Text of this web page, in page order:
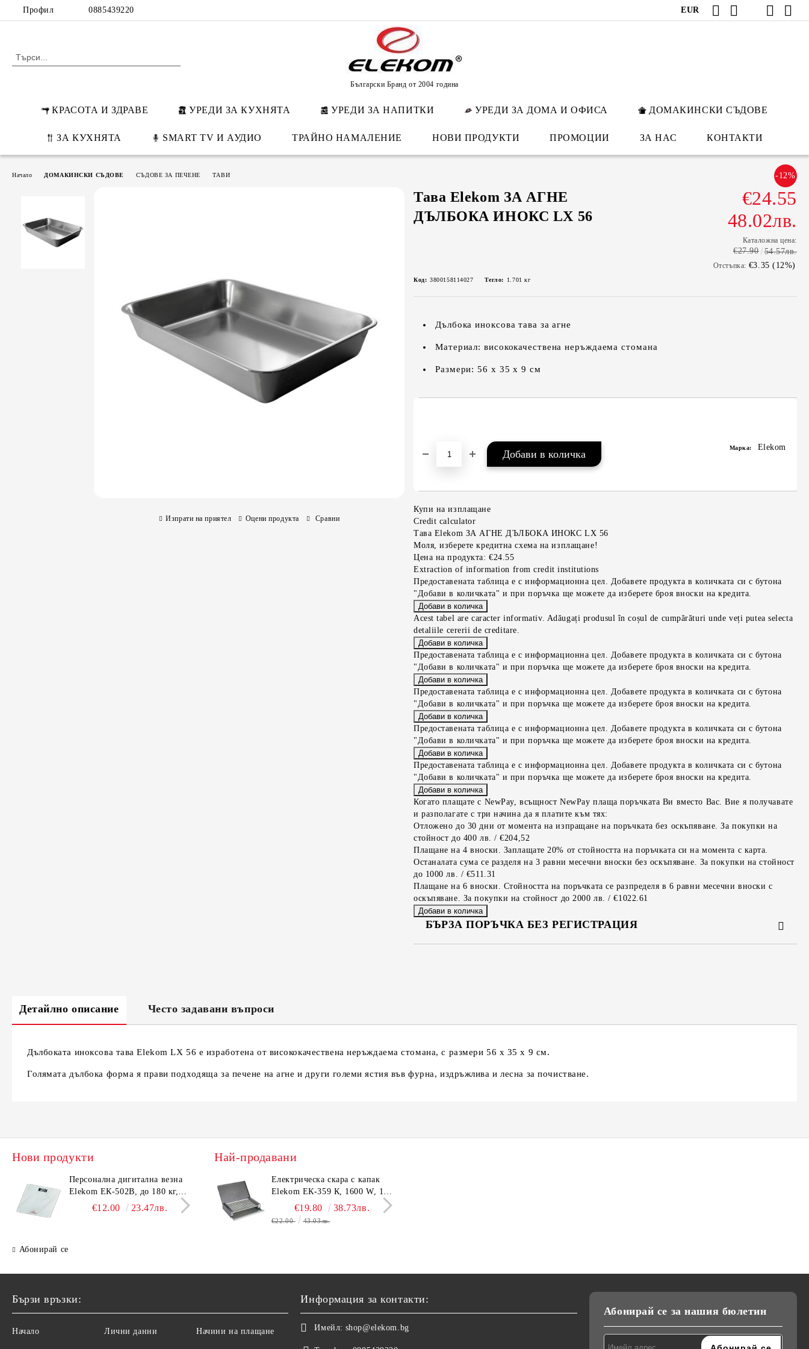
Профил 0885439220 EUR
Български Бранд от 2004 година
КРАСОТА И ЗДРАВЕ УРЕДИ ЗА КУХНЯТА УРЕДИ ЗА НАПИТКИ УРЕДИ ЗА ДОМА И ОФИСА ДОМАКИНСКИ СЪДОВЕ
ЗА КУХНЯТА SMART TV И АУДИО ТРАЙНО НАМАЛЕНИЕ НОВИ ПРОДУКТИ ПРОМОЦИИ ЗА НАС КОНТАКТИ
Начало ДОМАКИНСКИ СЪДОВЕ СЪДОВЕ ЗА ПЕЧЕНЕ ТАВИ
Тава Elekom ЗА АГНЕ
ДЪЛБОКА ИНОКС LX 56
-12%
€24.55
48.02лв.
Каталожна цена:
€27.90 54.57лв.
Отстъпка: €3.35 (12%)
Код: 3800158114027 Тегло: 1.701 кг
Дълбока иноксова тава за агне
Материал: висококачествена неръждаема стомана
Размери: 56 х 35 х 9 см
Марка: Elekom
Купи на изплащане
Credit calculator
Тава Elekom ЗА АГНЕ ДЪЛБОКА ИНОКС LX 56
Моля, изберете кредитна схема на изплащане!
Цена на продукта: €24.55
Extraction of information from credit institutions
Предоставената таблица е с информационна цел. Добавете продукта в количката си с бутона
"Добави в количката" и при поръчка ще можете да изберете броя вноски на кредита.
Acest tabel are caracter informativ. Adăugați produsul în coșul de cumpărături unde veți putea selecta
detaliile cererii de creditare.
Предоставената таблица е с информационна цел. Добавете продукта в количката си с бутона
"Добави в количката" и при поръчка ще можете да изберете броя вноски на кредита.
Предоставената таблица е с информационна цел. Добавете продукта в количката си с бутона
"Добави в количката" и при поръчка ще можете да изберете броя вноски на кредита.
Предоставената таблица е с информационна цел. Добавете продукта в количката си с бутона
"Добави в количката" и при поръчка ще можете да изберете броя вноски на кредита.
Предоставената таблица е с информационна цел. Добавете продукта в количката си с бутона
"Добави в количката" и при поръчка ще можете да изберете броя вноски на кредита.
Когато плащате с NewPay, всъщност NewPay плаща поръчката Ви вместо Вас. Вие я получавате
и разполагате с три начина да я платите към тях:
Отложено до 30 дни от момента на изпращане на поръчката без оскъпяване. За покупки на
стойност до 400 лв. / €204,52
Плащане на 4 вноски. Заплащате 20% от стойността на поръчката си на момента с карта.
Останалата сума се разделя на 3 равни месечни вноски без оскъпяване. За покупки на стойност
до 1000 лв. / €511.31
Плащане на 6 вноски. Стойността на поръчката се разпределя в 6 равни месечни вноски с
оскъпяване. За покупки на стойност до 2000 лв. / €1022.61
БЪРЗА ПОРЪЧКА БЕЗ РЕГИСТРАЦИЯ
Изпрати на приятел Оцени продукта Сравни
Детайлно описание Често задавани въпроси
Дълбоката иноксова тава Elekom LX 56 е изработена от висококачествена неръждаема стомана, с размери 56 х 35 х 9 см.
Голямата дълбока форма я прави подходяща за печене на агне и други големи ястия във фурна, издръжлива и лесна за почистване.
Нови продукти
Персонална дигитална везна
Elekom ЕК-502B, до 180 кг,
LCD дисплей, Темперирано
€12.00 23.47лв.
Електронен кантар Elekom
EK-403А, до 180 кг, LCD
дисплей, Темперирано стъкло
- 6.0 мм, Размери 30x30x2.4
€10.50 20.54лв.
Абонирай се
Най-продавани
Електрическа скара с капак
Elekom ЕК-359 К, 1600 W, 12
бр. неръждаеми тръбни
нагревятеля
€19.80 38.73лв.
€22.00 43.03лв.
Бързи връзки:
Начало Лични данни Начини на плащане
Информация за контакти:
Имейл: shop@elekom.bg
Абонирай се за нашия бюлетин